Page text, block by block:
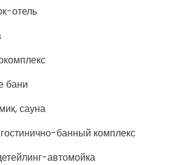
отель
бани
сауна
банный комплекс
автомойка